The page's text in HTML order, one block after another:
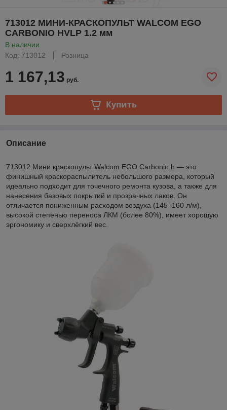
713012 МИНИ-КРАСКОПУЛЬТ WALCOM EGO
CARBONIO HVLP 1.2 мм
В наличии
Код: 713012
Розница
1 167,13 руб.
Купить
Описание
713012 Мини краскопульт Walcom EGO Carbonio h — это
финишный краскораспылитель небольшого размера, который
идеально подходит для точечного ремонта кузова, а также для
нанесения базовых покрытий и прозрачных лаков. Он
отличается пониженным расходом воздуха (145–160 л/м),
высокой степенью переноса ЛКМ (более 80%), имеет хорошую
эргономику и сверхлёгкий вес.